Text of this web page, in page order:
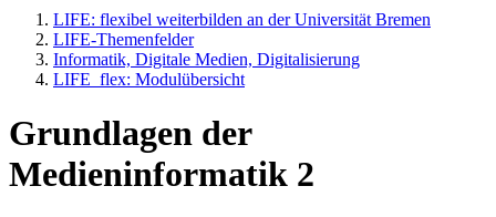
LIFE: flexibel weiterbilden an der Universität Bremen
LIFE-Themenfelder
Informatik, Digitale Medien, Digitalisierung
LIFE_flex: Modulübersicht
Grundlagen der
Medieninformatik 2